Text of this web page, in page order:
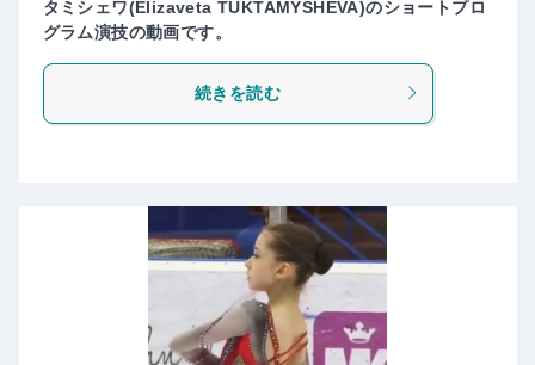
タミシェワ(Elizaveta TUKTAMYSHEVA)のショートプロ
グラム演技の動画です。
続きを読む